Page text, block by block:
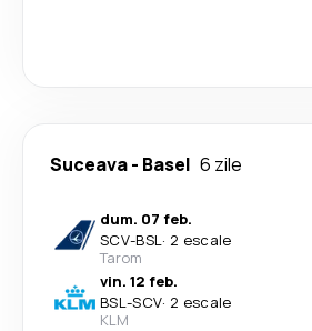
Suceava- Basel 6 zile
dum. 07 feb.
SCV-BSL· 2 escale
Tarom
vin. 12 feb.
BSL-SCV· 2 escale
KLM